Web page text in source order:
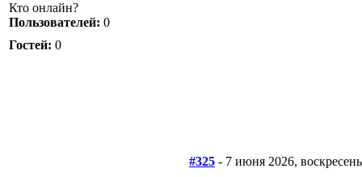
Кто онлайн?
Пользователей: 0
Гостей: 0
#325 - 7 июня 2026,